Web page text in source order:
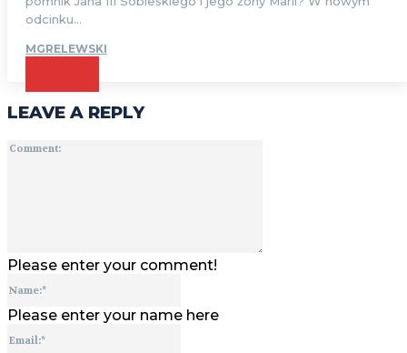
odcinku...
MGRELEWSKI
LEAVE A REPLY
Please enter your comment!
Please enter your name here